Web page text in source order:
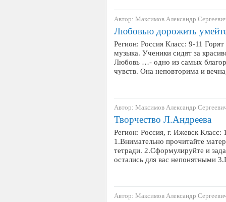
Автор: Максимов Александр
Любовью дорожить
Регион: Россия Класс: 9-11
музыка. Ученики сидят за
Любовь …- одно из самых
чувств. Она неповторима и
Автор: Максимов Александр
Творчество Л.Андреева
Регион: Россия, г. Ижевск Класс:
1.Внимательно прочитайте
тетради. 2.Сформулируйте и
остались для вас непонятными
Автор: Максимов Александр